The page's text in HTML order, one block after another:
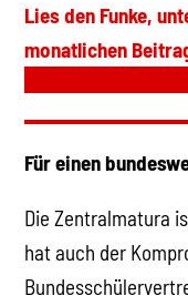
Lies den Funke,
monatlichen
Für einen
Die Zentralmatura
hat auch der